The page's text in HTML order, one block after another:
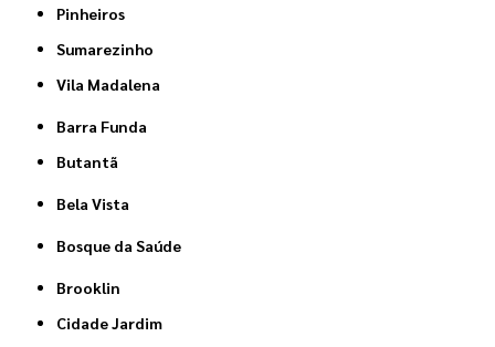
Pinheiros
Sumarezinho
Vila Madalena
Barra Funda
Butantã
Bela Vista
Bosque da Saúde
Brooklin
Cidade Jardim